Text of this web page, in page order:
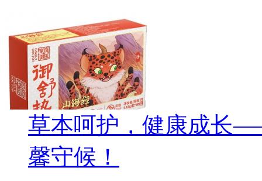
草本呵护，健康成长
馨守候！